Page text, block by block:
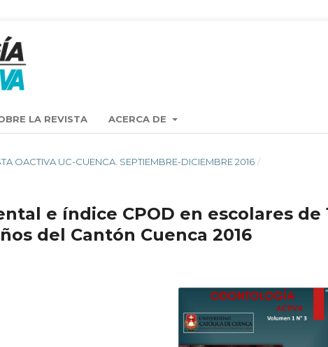
LA REVISTA ACERCA DE
OACTIVA UC-CUENCA. SEPTIEMBRE-DICIEMBRE 2016 /
e índice CPOD en escolares de
del Cantón Cuenca 2016